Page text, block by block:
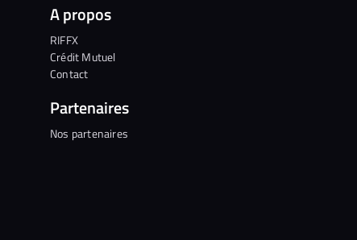
A propos
RIFFX
Crédit Mutuel
Contact
Partenaires
Nos partenaires